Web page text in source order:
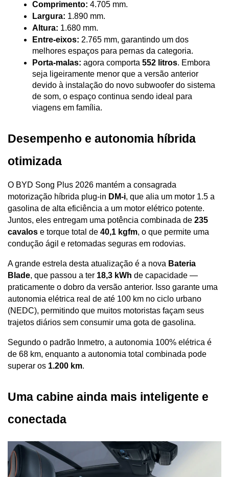
Comprimento: 4.705 mm.
Largura: 1.890 mm.
Altura: 1.680 mm.
Entre-eixos: 2.765 mm, garantindo um dos
melhores espaços para pernas da categoria.
Porta-malas: agora comporta 552 litros. Embora
seja ligeiramente menor que a versão anterior
devido à instalação do novo subwoofer do sistema
de som, o espaço continua sendo ideal para
viagens em família.
Desempenho e autonomia híbrida
otimizada
O BYD Song Plus 2026 mantém a consagrada
motorização híbrida plug-in DM-i, que alia um motor 1.5 a
gasolina de alta eficiência a um motor elétrico potente.
Juntos, eles entregam uma potência combinada de 235
cavalos e torque total de 40,1 kgfm, o que permite uma
condução ágil e retomadas seguras em rodovias.
A grande estrela desta atualização é a nova Bateria
Blade, que passou a ter 18,3 kWh de capacidade —
praticamente o dobro da versão anterior. Isso garante uma
autonomia elétrica real de até 100 km no ciclo urbano
(NEDC), permitindo que muitos motoristas façam seus
trajetos diários sem consumir uma gota de gasolina.
Segundo o padrão Inmetro, a autonomia 100% elétrica é
de 68 km, enquanto a autonomia total combinada pode
superar os 1.200 km.
Uma cabine ainda mais inteligente e
conectada